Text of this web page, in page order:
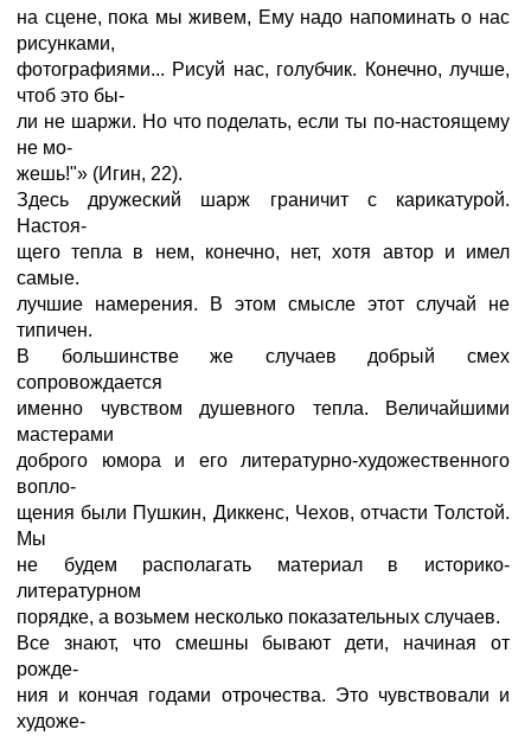
на сцене, пока мы живем, Ему надо напоминать о нас
рисунками,
фотографиями... Рисуй нас, голубчик. Конечно, лучше,
чтоб это бы-
ли не шаржи. Но что поделать, если ты по-настоящему
не мо-
жешь!"» (Игин, 22).
Здесь дружеский шарж граничит с карикатурой.
Настоя-
щего тепла в нем, конечно, нет, хотя автор и имел
самые.
лучшие намерения. В этом смысле этот случай не
типичен.
В большинстве же случаев добрый смех
сопровождается
именно чувством душевного тепла. Величайшими
мастерами
доброго юмора и его литературно-художественного
вопло-
щения были Пушкин, Диккенс, Чехов, отчасти Толстой.
Мы
не будем располагать материал в историко-
литературном
порядке, а возьмем несколько показательных случаев.
Все знают, что смешны бывают дети, начиная от
рожде-
ния и кончая годами отрочества. Это чувствовали и
художе-